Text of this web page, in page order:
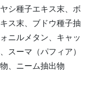
シ種子エキス末、ボ
ス末、ブドウ種子抽
ニルメタン、キャッ
スーマ（パフィア）
、ニーム抽出物